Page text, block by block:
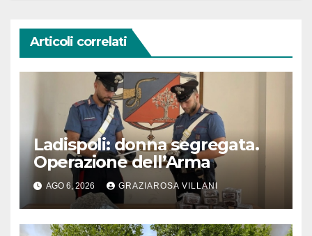
Articoli correlati
Ladispoli: donna segregata.
Operazione dell’Arma
AGO 6, 2026 GRAZIAROSA VILLANI